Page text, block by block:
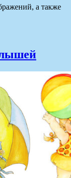
а также